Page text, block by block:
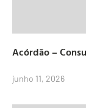
Acórdão –
junho 11, 2026